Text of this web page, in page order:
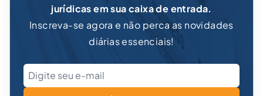
jurídicas em sua caixa de entrada.
Inscreva-se agora e não perca as novidades
diárias essenciais!